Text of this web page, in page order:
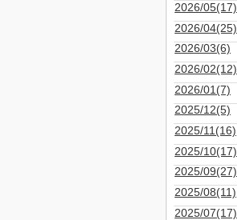
2026/05(17)
2026/04(25)
2026/03(6)
2026/02(12)
2026/01(7)
2025/12(5)
2025/11(16)
2025/10(17)
2025/09(27)
2025/08(11)
2025/07(17)